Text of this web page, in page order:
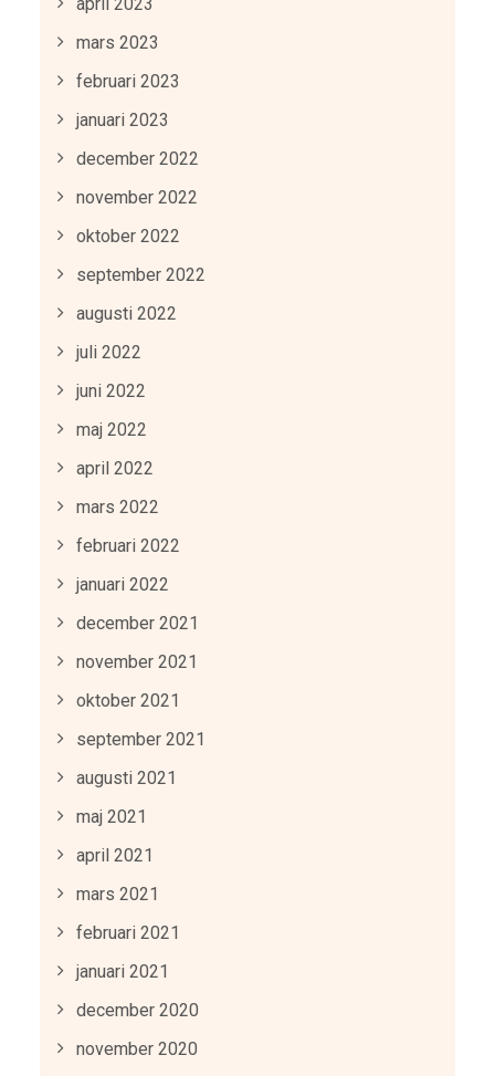
april 2023
mars 2023
februari 2023
januari 2023
december 2022
november 2022
oktober 2022
september 2022
augusti 2022
juli 2022
juni 2022
maj 2022
april 2022
mars 2022
februari 2022
januari 2022
december 2021
november 2021
oktober 2021
september 2021
augusti 2021
maj 2021
april 2021
mars 2021
februari 2021
januari 2021
december 2020
november 2020